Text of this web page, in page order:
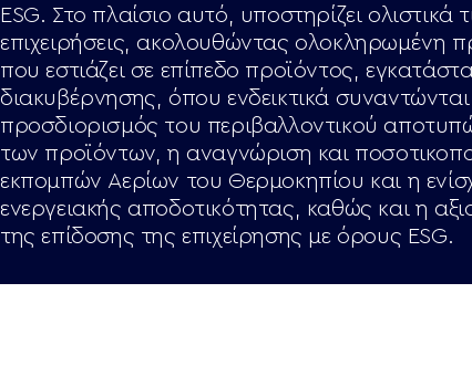
ESG. Στο πλαίσιο αυτό, υποστηρίζει ολιστικά
επιχειρήσεις, ακολουθώντας ολοκληρωμένη
που εστιάζει σε επίπεδο προϊόντος,
διακυβέρνησης, όπου ενδεικτικά
προσδιορισμός του περιβαλλοντικού
των προϊόντων, η αναγνώριση και
εκπομπών Αερίων του Θερμοκηπίου και η
ενεργειακής αποδοτικότητας, καθώς και η
της επίδοσης της επιχείρησης με όρους ESG.